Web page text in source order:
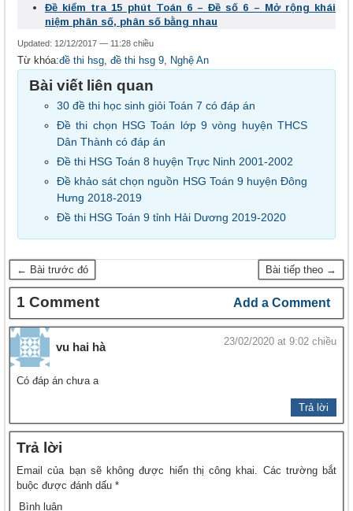
Đề kiểm tra 15 phút Toán 6 – Đề số 6 – Mở rộng khái
niệm phân số, phân số bằng nhau
Updated: 12/12/2017 — 11:28 chiều
Từ khóa:đề thi hsg đề thi hsg 9 Nghệ An
Bài viết liên quan
30 đề thi học sinh giỏi Toán 7 có đáp án
Đề thi chọn HSG Toán lớp 9 vòng huyện THCS
Dân Thành có đáp án
Đề thi HSG Toán 8 huyện Trực Ninh 2001-2002
Đề khảo sát chọn nguồn HSG Toán 9 huyện Đông
Hưng 2018-2019
Đề thi HSG Toán 9 tỉnh Hải Dương 2019-2020
← Bài trước đó Bài tiếp theo →
1 Comment Add a Comment
vu hai hà 23/02/2020 at 9:02 chiều
Có đáp án chưa a
Trả lời
Trả lời
Email của bạn sẽ không được hiển thị công khai.
Các trường bắt
buộc được đánh dấu *
Bình luận